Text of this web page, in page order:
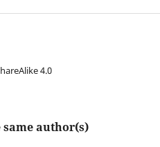
4.0
author(s)